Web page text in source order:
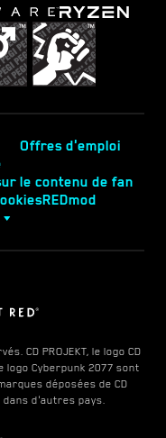
Offres d'emploi
le contenu de fan
REDmod
CD PROJEKT, le logo CD
logo Cyberpunk 2077 sont
déposées de CD
dans d'autres pays.